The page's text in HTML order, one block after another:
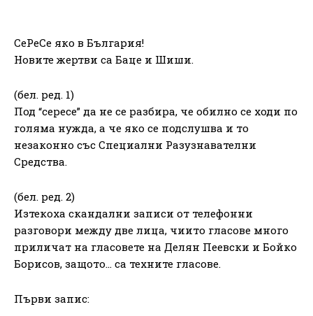
СеРеСе яко в България!
Новите жертви са Баце и Шиши.
(бел. ред. 1)
Под “сересе” да не се разбира, че обилно се ходи по
голяма нужда, а че яко се подслушва и то
незаконно със Специални Разузнавателни
Средства.
(бел. ред. 2)
Изтекоха скандални записи от телефонни
разговори между две лица, чиито гласове много
приличат на гласовете на Делян Пеевски и Бойко
Борисов, защото… са техните гласове.
Първи запис: